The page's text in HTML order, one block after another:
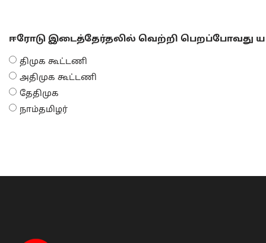
ஈரோடு இடைத்தேர்தலில் வெற்றி பெறப்போவது
திமுக கூட்டணி
அதிமுக கூட்டணி
தேதிமுக
நாம்தமிழர்